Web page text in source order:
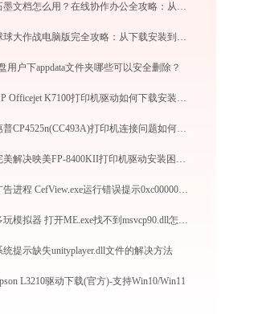
石墨文档怎么用？在线协作办公全攻略：从注册到团队高效协同
球球大作战电脑版完全攻略：从下载安装到模拟器选择，大屏冲分指南
用户下appdata文件夹哪些可以安全删除？
HP Officejet K7100打印机驱动如何下载安装？这里有你需要的所有信息
惠普CP4525n(CC493A)打印机连接问题如何解决？-金山毒霸
完美解决映美FP-8400KII打印机驱动安装困扰，全面下载安装教程
广告进程 CefView.exe运行错误提示0xc0000096的解决办法
多玩模拟器 打开ME.exe找不到msvcp90.dll怎么办
统提示缺失unityplayer.dll文件的解决方法
L3210驱动下载(官方)-支持Win10/Win11